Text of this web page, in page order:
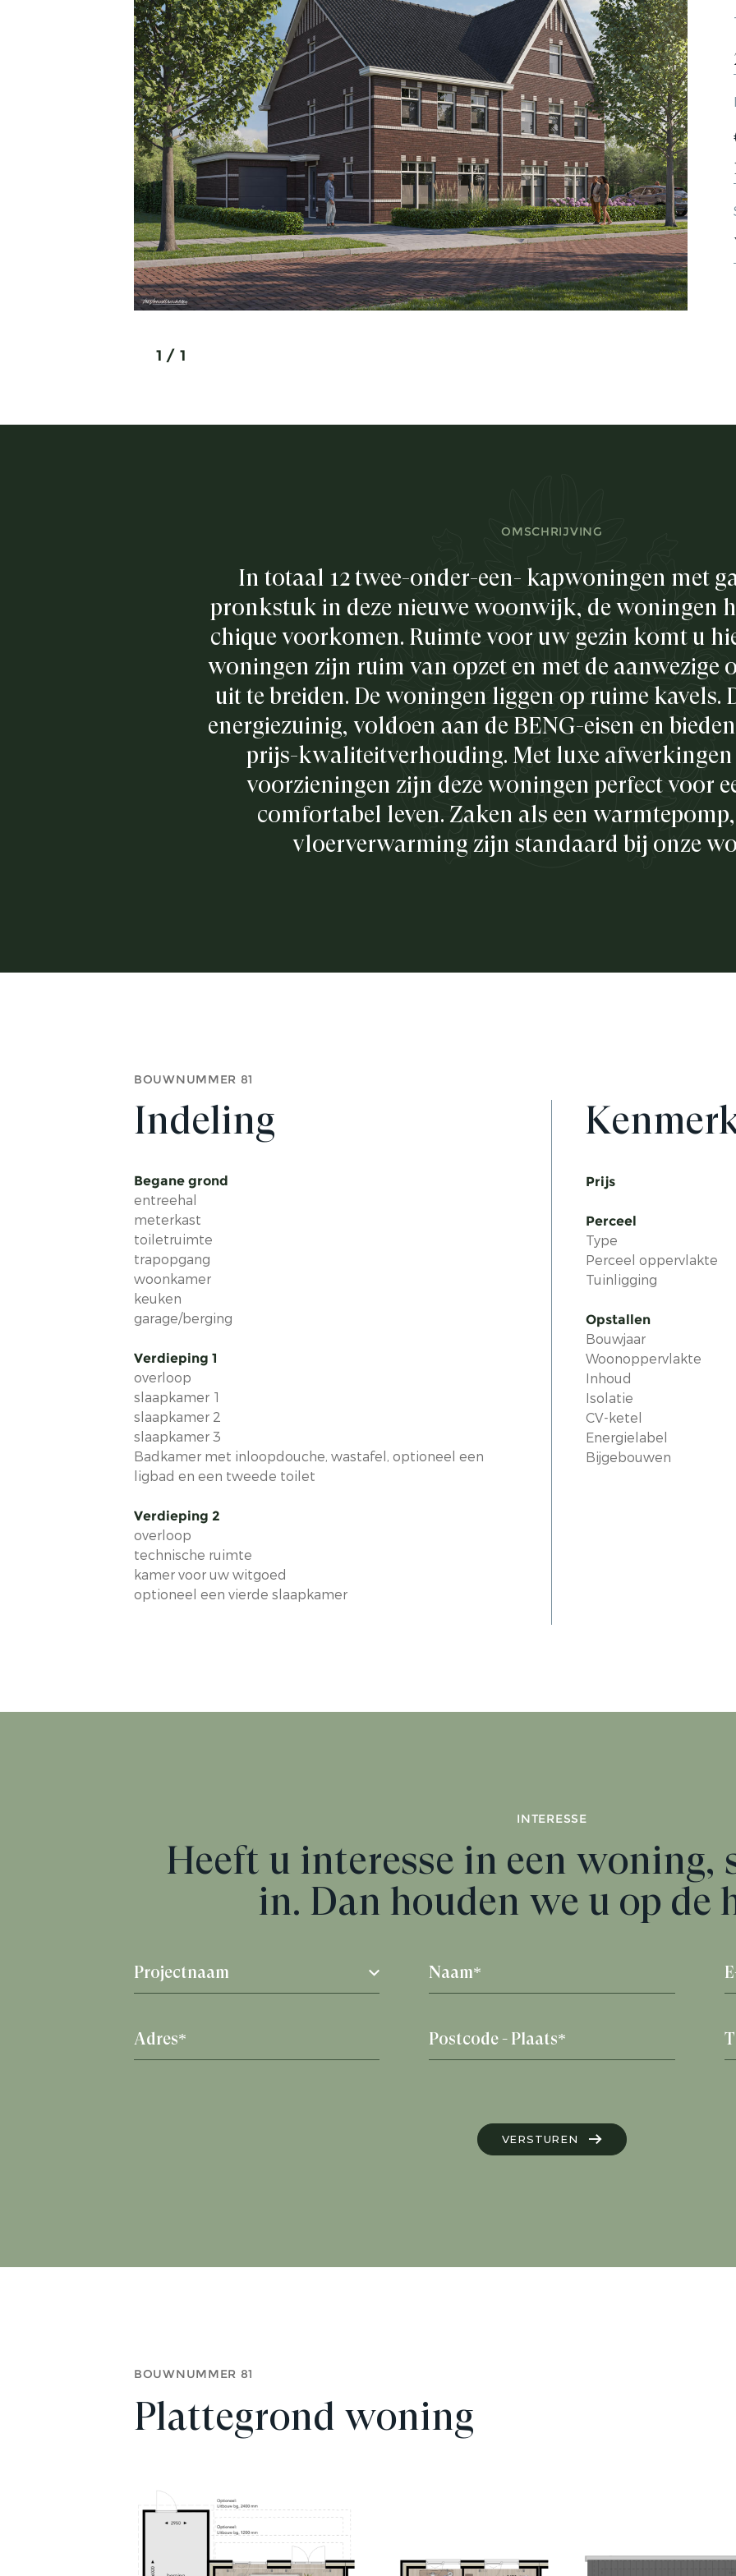
1 / 1
OMSCHRIJVING
In totaal 12 twee-onder-een- kapwoningen met
pronkstuk in deze nieuwe woonwijk, de woningen
chique voorkomen. Ruimte voor uw gezin komt u
woningen zijn ruim van opzet en met de aanwezige
uit te breiden. De woningen liggen op ruime kavels.
energiezuinig, voldoen aan de BENG-eisen en
prijs-kwaliteitverhouding. Met luxe afwerkingen
voorzieningen zijn deze woningen perfect voor
comfortabel leven. Zaken als een
vloerverwarming zijn standaard bij onze
BOUWNUMMER 81
Indeling
Begane grond
entreehal
meterkast
toiletruimte
trapopgang
woonkamer
keuken
garage/berging
Verdieping 1
overloop
slaapkamer 1
slaapkamer 2
slaapkamer 3
Badkamer met inloopdouche, wastafel, optioneel een
ligbad en een tweede toilet
Verdieping 2
overloop
technische ruimte
kamer voor uw witgoed
optioneel een vierde slaapkamer
Prijs
Perceel
Type
Perceel oppervlakte
Tuinligging
Opstallen
Bouwjaar
Woonoppervlakte
Inhoud
Isolatie
CV-ketel
Energielabel
Bijgebouwen
INTERESSE
Heeft u interesse in een woning,
in. Dan houden we u op de
Projectnaam
VERSTUREN
BOUWNUMMER 81
Plattegrond woning